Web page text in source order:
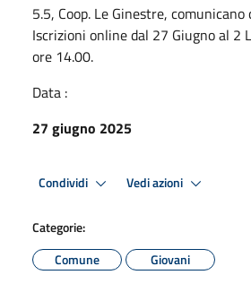
5.5, Coop. Le Ginestre,
Iscrizioni online dal 27 Giugno al 2
ore 14.00.
Data :
27 giugno 2025
Condividi Vedi azioni
Categorie:
Comune
Giovani